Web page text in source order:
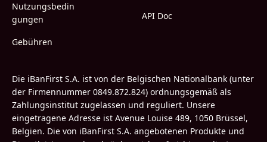
Nutzungsbedin
gungen
Gebühren
API Doc
Die iBanFirst S.A. ist von der Belgischen Nationalbank (unter
der Firmennummer 0849.872.824) ordnungsgemäß als
Zahlungsinstitut zugelassen und reguliert. Unsere
eingetragene Adresse ist Avenue Louise 489, 1050 Brüssel,
Belgien. Die von iBanFirst S.A. angebotenen Produkte und